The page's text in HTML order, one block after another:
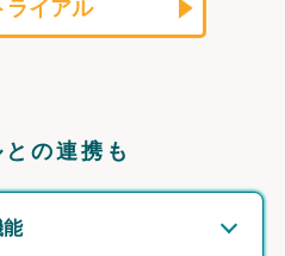
ライアル
の連携も